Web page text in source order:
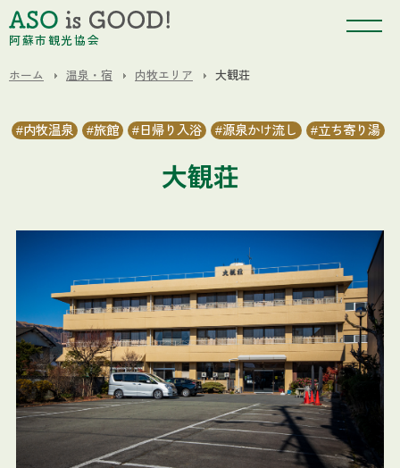
阿蘇市観光協会
ホーム 温泉・宿 内牧エリア 大観荘
内牧温泉 旅館 日帰り入浴 源泉かけ流し 立ち寄り湯
大観荘